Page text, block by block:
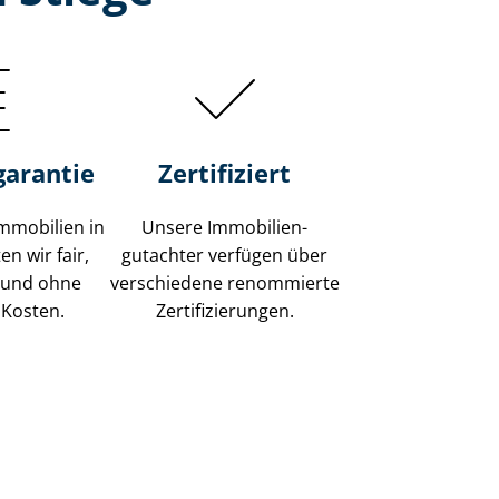
in
wir fair,
ohne
Zertifiziert
Unsere Immobilien­
gutachter verfügen über
verschiedene renommierte
Zer­ti­fi­zie­run­gen.